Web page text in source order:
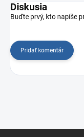
Diskusia
Buďte prvý, kto napíše
Pridať komentár